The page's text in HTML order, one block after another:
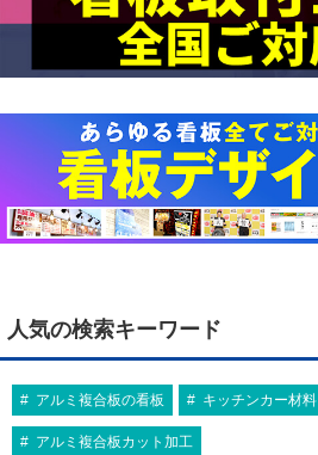
人気の検索キーワード
アルミ複合板の看板 キッチンカー材料
アルミ複合板カット加工